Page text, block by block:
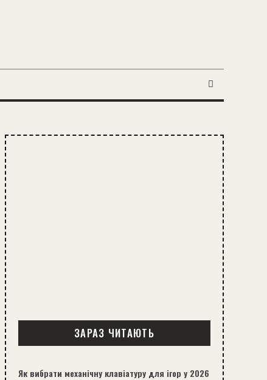
ЗАРАЗ ЧИТАЮТЬ
Як вибрати механічну клавіатуру для ігор у 2026